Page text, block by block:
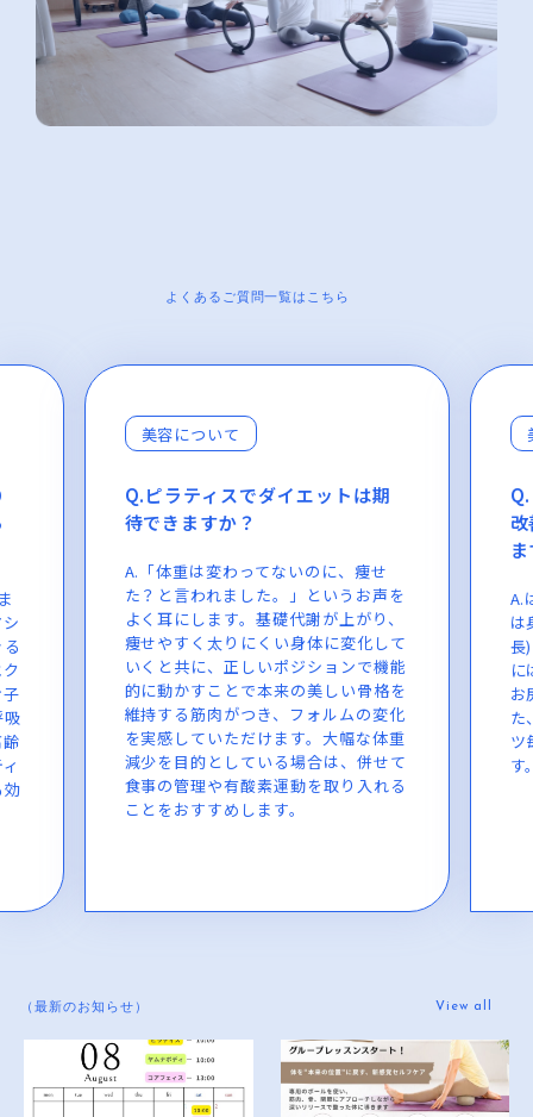
よくあるご質問一覧はこちら
美容について
Q.ピラティスでぽっこりお腹の
改善やヒップアップは期待でき
A.はい、期待できます。ピラティスで
は身体のエロンゲーション(背骨の伸
長)を常に意識し続けますが、その際
にはお腹のインナーマッスル、骨盤、
お尻周りの筋肉が動員されます。ま
た、身体の繋がりを意識しながらパー
ツ毎にフォーカスすることも可能で
す。
A.
ク
ぎ
鍛
ニ
筋
時
り
（最新のお知らせ） View all